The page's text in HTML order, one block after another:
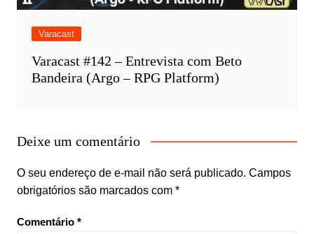
Varacast
Varacast #142 – Entrevista com Beto
Bandeira (Argo – RPG Platform)
Deixe um comentário
O seu endereço de e-mail não será publicado. Campos
obrigatórios são marcados com *
Comentário *